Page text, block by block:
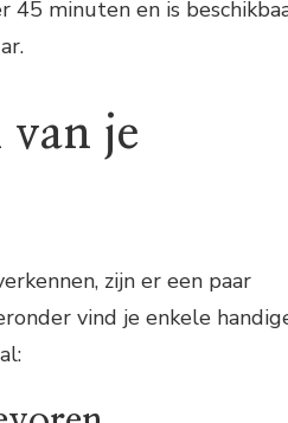
minuten en is
van je
zijn er een paar
vind je enkele